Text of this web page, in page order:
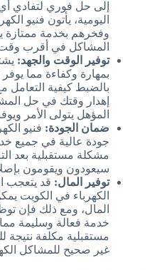
إلى حل فوري لتفادي
اليومية، يأتون فنيو
وفخرهم بخدمة ممتازة
المشاكل في أقرب
توفير الوقت والجهد:
بمهارة وكفاءة مما
بالضبط كيفية التعامل
إهدار وقتك في حل
المؤهل يتولى الأمر
ضمان الجودة: فنيو
جودة عالية في جميع
مشكلة مستقبلية بعد
سيعودون ويقومون
توفير المال: قد يتعجب
الكهرباء في الكويت
المال، ومع ذلك فإن
خدمة فعالة وسليمة
مستقبلية مكلفة
غير صحيح للمشاكل